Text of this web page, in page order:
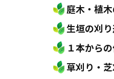
庭木・植
生垣の刈
１本から
草刈り・